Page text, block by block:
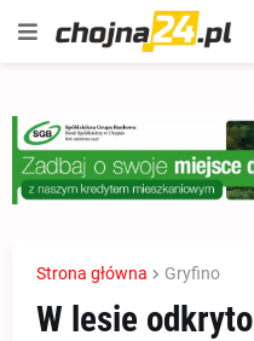
Strona główna Gryfino
W lesie